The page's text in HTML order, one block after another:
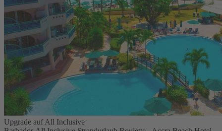
Upgrade auf All Inclusive